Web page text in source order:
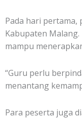
Pada hari pertama,
Kabupaten
mampu
“Guru perlu
menantang
Para peserta juga